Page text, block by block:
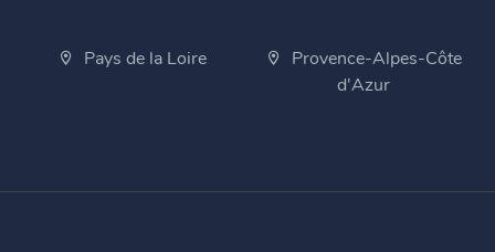
Pays de la Loire
Provence-Alpes-Côte
d'Azur